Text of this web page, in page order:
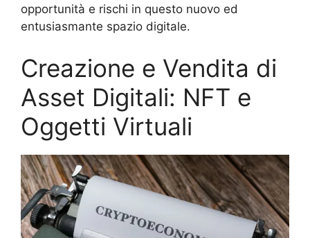
opportunità e rischi in questo nuovo ed
entusiasmante spazio digitale.
Creazione e Vendita di
Asset Digitali: NFT e
Oggetti Virtuali